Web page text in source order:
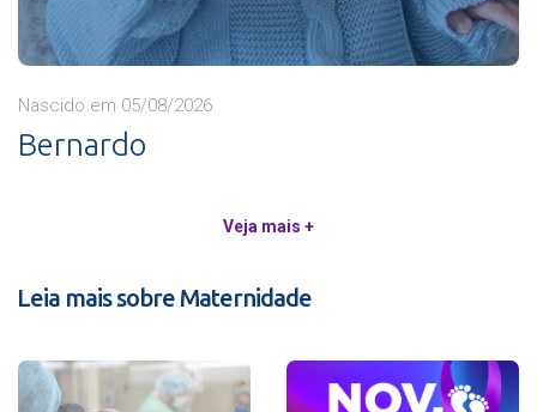
Nascido em 05/08/2026
Bernardo
Veja mais +
Leia mais sobre Maternidade